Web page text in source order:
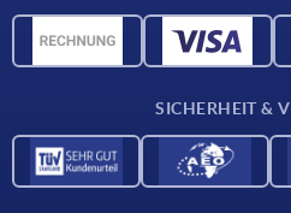
CAD-Daten
Für Lieferanten
SICHERHEIT &